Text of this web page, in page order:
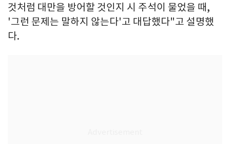
것처럼 대만을 방어할 것인지 시 주석이 물었을 때,
'그런 문제는 말하지 않는다'고 대답했다"고 설명했
다.